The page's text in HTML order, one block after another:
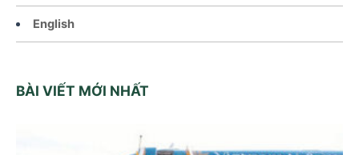
English
BÀI VIẾT MỚI NHẤT